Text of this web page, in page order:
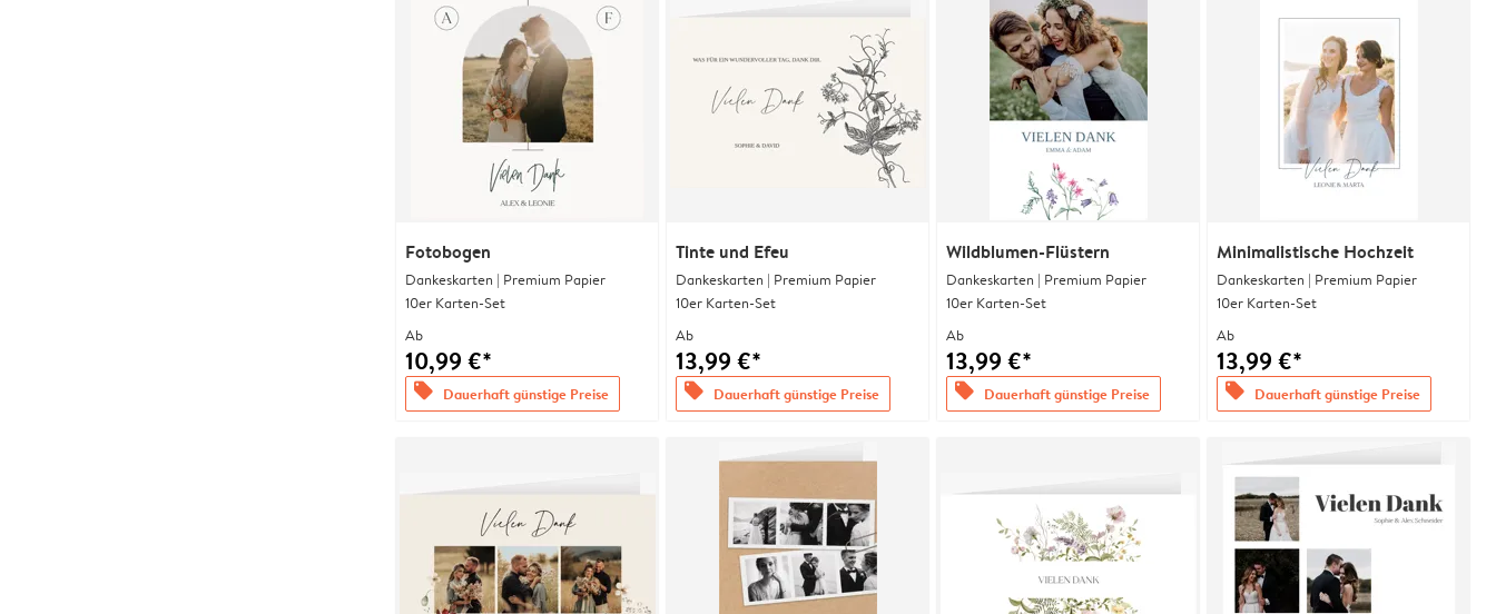
Fotobogen
Dankeskarten | Premium Papier
10er Karten-Set
Ab
10,99 €*
offers Dauerhaft günstige Preise
Tinte und Efeu
Dankeskarten | Premium Papier
10er Karten-Set
Ab
13,99 €*
offers Dauerhaft günstige Preise
Wildblumen-Flüstern
Dankeskarten | Premium Papier
10er Karten-Set
Ab
13,99 €*
offers Dauerhaft günstige Preise
Minimalistische Hochzeit
Dankeskarten | Premium Papier
10er Karten-Set
Ab
13,99 €*
offers Dauerhaft günstige Preise